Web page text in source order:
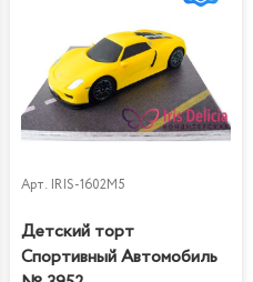
Арт. IRIS-1602M5
Детский торт
Спортивный Автомобиль